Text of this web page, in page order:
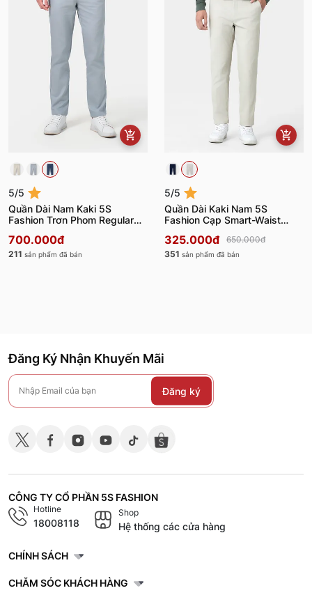
5/5
Quần Dài Nam Kaki 5S
Fashion Trơn Phom Regular
700.000đ
211 sản phẩm đã bán
5/5
Quần Dài Kaki Nam 5S
Fashion Cạp Smart-Waist
325.000đ
650.000đ
351 sản phẩm đã bán
Đăng Ký Nhận Khuyến Mãi
Đăng ký
CÔNG TY CỔ PHẦN 5S FASHION
Hotline
18008118
Shop
Hệ thống các cửa hàng
CHÍNH SÁCH
CHĂM SÓC KHÁCH HÀNG